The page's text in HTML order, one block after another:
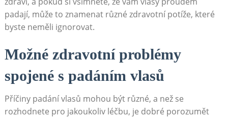
padají, může to ​znamenat ⁤různé zdravotní ⁣potíže,‍ které ​
byste neměli ignorovat.
Možné zdravotní problémy
spojené ⁣s padáním vlasů
Příčiny padání⁤ vlasů mohou být různé, a než se
rozhodnete pro jakoukoliv léčbu, je ⁣dobré porozumět